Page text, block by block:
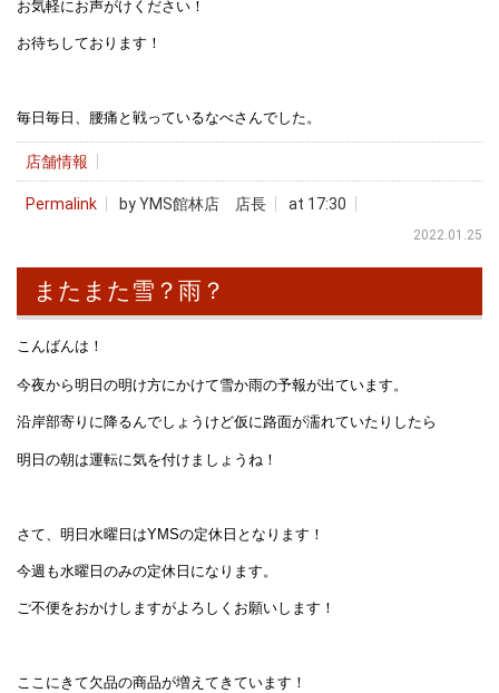
お気軽にお声がけください！
お待ちしております！
毎日毎日、腰痛と戦っているなべさんでした。
店舗情報
Permalink by YMS館林店 店長 at 17:30
2022.01.25
またまた雪？雨？
こんばんは！
今夜から明日の明け方にかけて雪か雨の予報が出ています。
沿岸部寄りに降るんでしょうけど仮に路面が濡れていたりしたら
明日の朝は運転に気を付けましょうね！
さて、明日水曜日はYMSの定休日となります！
今週も水曜日のみの定休日になります。
ご不便をおかけしますがよろしくお願いします！
ここにきて欠品の商品が増えてきています！